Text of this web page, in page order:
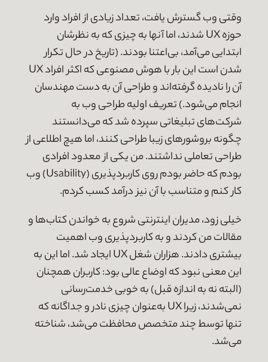
وقتی وب گسترش یافت، تعداد زیادی از افراد وارد
حوزه UX شدند، اما آنها به چیزی که به نظرشان
ابتدایی می‌آمد، بی‌اعتنا بودند. (تاریخ در حال تکرار
شدن است این بار با هوش مصنوعی که اکثر افراد UX
آن را نادیده گرفته‌اند و طراحی آن به دست مهندسان
انجام می‌شود.) تعریف اولیه طراحی وب به
شرکت‌های تبلیغاتی سپرده شد که می‌دانستند
چگونه بروشورهای زیبا طراحی کنند، اما هیچ اطلاعی از
طراحی تعاملی نداشتند. من یکی از معدود افرادی
بودم که حاضر بودم روی کاربردپذیری (Usability) وب
کار کنم و متناسب با آن نیز درآمد کسب کردم.
خیلی زود، مدیران اینترنتی شروع به خواندن کتاب‌ها و
مقالات من کردند و به کاربردپذیری وب اهمیت
بیشتری دادند. هزاران شغل UX ایجاد شد. اما این به
این معنی نبود که اوضاع عالی بود: کاربران همچنان
(البته نه به اندازه قبل) به خوبی خدمت‌رسانی
نمی‌شدند، زیرا UX به‌عنوان چیزی نادر و جداگانه که
تنها توسط چند متخصص محافظت می‌شد، شناخته
می‌شد.